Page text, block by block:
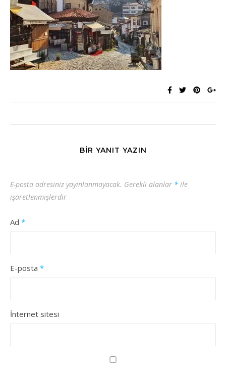
BIR YANIT YAZIN
E-posta adresiniz yayınlanmayacak. Gerekli alanlar * ile
işaretlenmişlerdir
Ad *
E-posta *
İnternet sitesi